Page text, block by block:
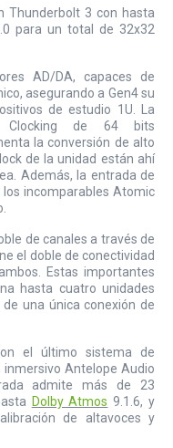
Thunderbolt 3 con hasta
para un total de 32x32
AD/DA, capaces de
asegurando a Gen4 su
de estudio 1U. La
Clocking de 64 bits
la conversión de alto
de la unidad están ahí
Además, la entrada de
incomparables Atomic
de canales a través de
el doble de conectividad
Estas importantes
hasta cuatro unidades
una única conexión de
el último sistema de
Antelope Audio
admite más de 23
Dolby Atmos 9.1.6, y
de altavoces y